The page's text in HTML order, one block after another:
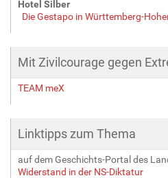
Hotel Silber
Die Gestapo in Württemberg-
Mit Zivilcourage gegen
TEAM meX
Linktipps zum Thema
auf dem Geschichts-Portal des
Widerstand in der NS-Diktatur